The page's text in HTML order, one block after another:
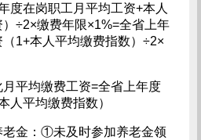
度在岗职工月平均工资+本人
÷2×缴费年限×1%=全省上年
1+本人平均缴费指数）÷2×
月平均缴费工资=全省上年度
人平均缴费指数）
老金：①未及时参加养老金领